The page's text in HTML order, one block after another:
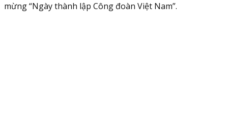
mừng “Ngày thành lập Công đoàn Việt Nam”.